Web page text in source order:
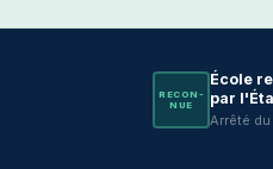
RE­CON­
NUE
École
par
Arrêté